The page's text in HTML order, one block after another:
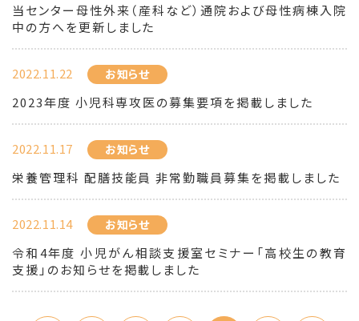
当センター母性外来（産科など）通院および母性病棟入院
中の方へを更新しました
2022.11.22 お知らせ
2023年度 小児科専攻医の募集要項を掲載しました
2022.11.17 お知らせ
栄養管理科 配膳技能員 非常勤職員募集を掲載しました
2022.11.14 お知らせ
令和4年度 小児がん相談支援室セミナー「高校生の教育
支援」のお知らせを掲載しました